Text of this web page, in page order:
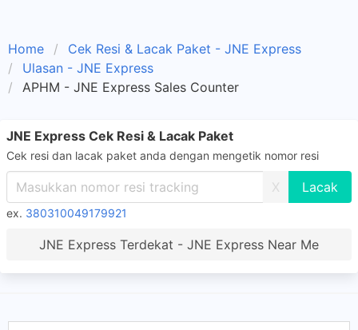
Home
Cek Resi & Lacak Paket - JNE Express
Ulasan - JNE Express
APHM - JNE Express Sales Counter
JNE Express Cek Resi & Lacak Paket
Cek resi dan lacak paket anda dengan mengetik nomor resi
X
ex. 380310049179921
JNE Express Terdekat - JNE Express Near Me